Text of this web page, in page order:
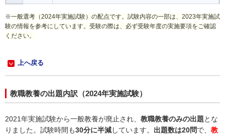
※一般選考（2024年実施試験）の配点です。試験内容の一部は、2023年実施試
験の情報を参考にしています。受験の際は、必ず受験年度の実施要項をご確認
ください。
上へ戻る
教職教養の出題内訳（2024年実施試験）
2021年実施試験から一般教養が廃止され、 教職教養のみの出題とな
りました。試験時間も30分に半減しています。 出題数は20問で、 教